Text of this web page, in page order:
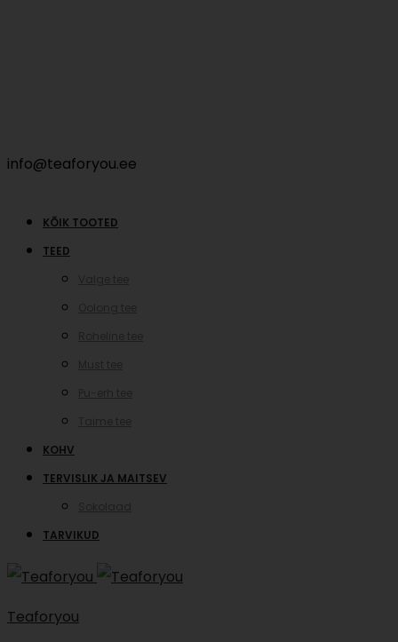
info@teaforyou.ee
KÕIK TOOTED
TEED
KOHV
TERVISLIK JA MAITSEV
TARVIKUD
Teaforyou